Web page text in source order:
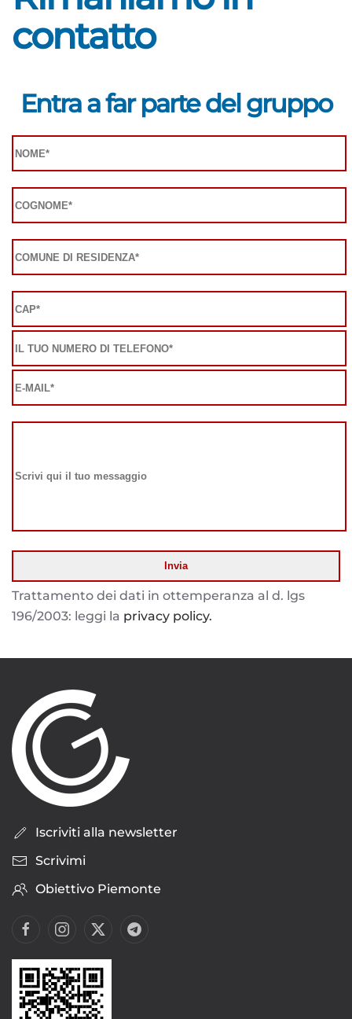
contatto
Entra a far parte del gruppo
Trattamento dei dati in ottemperanza al d. lgs
196/2003: leggi la privacy policy.
Iscriviti alla newsletter
Scrivimi
Obiettivo Piemonte